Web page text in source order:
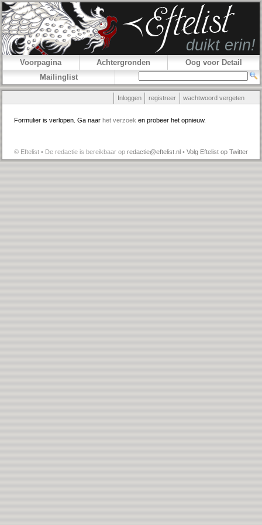
Voorpagina Achtergronden
Oog voor Detail
Mailinglist
Inloggen registreer wachtwoord vergeten
Formulier is verlopen. Ga naar het verzoek en probeer het opnieuw.
© Eftelist • De redactie is bereikbaar op redactie@eftelist.nl • Volg Eftelist op Twitter